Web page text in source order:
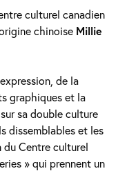
culturel canadien
chinoise Millie
de la
graphiques et la
sa double culture
dissemblables et les
du Centre culturel
» qui prennent un